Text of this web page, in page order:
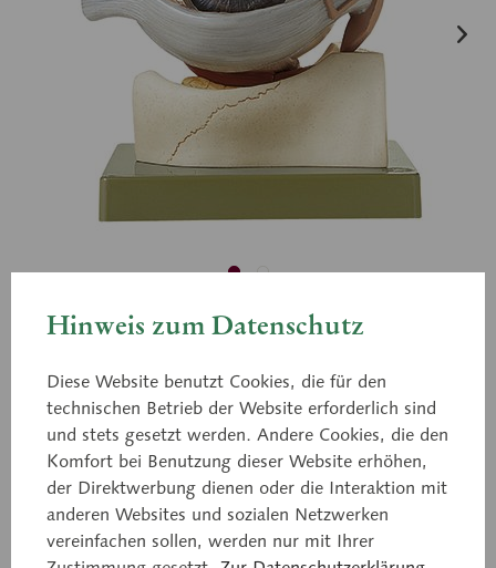
CS 16
Augapfel
ca. 5fach vergrößert, aus SOMSO-Plast®. Auf den
Knochen der unteren Augenhöhle ruhend,
horizontal geschnitten und in 8 Teile zerlegbar:
Lederhaut (2), Aderhaut und Netzhaut (2),
Hinweis zum Datenschutz
Diese Website benutzt Cookies, die für den
technischen Betrieb der Website erforderlich sind
und stets gesetzt werden. Andere Cookies, die den
Komfort bei Benutzung dieser Website erhöhen,
der Direktwerbung dienen oder die Interaktion mit
anderen Websites und sozialen Netzwerken
vereinfachen sollen, werden nur mit Ihrer